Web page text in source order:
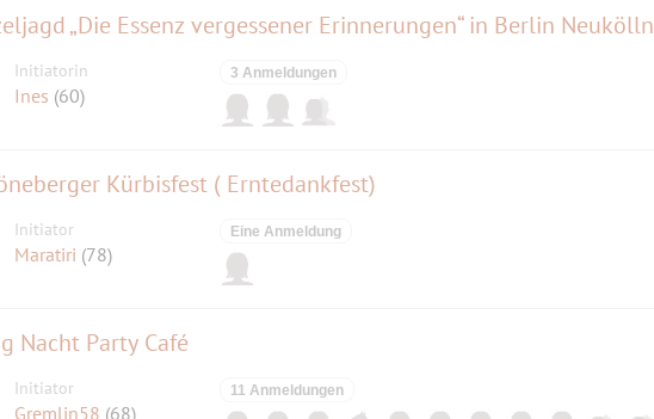
„Die Essenz vergessener Erinnerungen“ in Berlin Neukölln
Initiatorin
Ines (60)
3 Anmeldungen
Kürbisfest ( Erntedankfest)
Initiator
Maratiri (78)
Eine Anmeldung
Nacht Party Café
Initiator
Gremlin58 (68)
11 Anmeldungen